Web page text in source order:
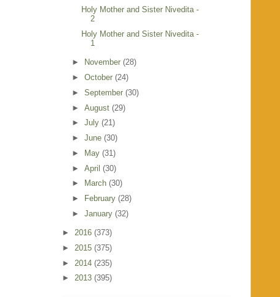
Holy Mother and Sister Nivedita -
2
Holy Mother and Sister Nivedita -
1
► November (28)
► October (24)
► September (30)
► August (29)
► July (21)
► June (30)
►
May (31)
► April (30)
►
March (30)
►
February (28)
► January (32)
► 2016 (373)
► 2015 (375)
► 2014 (235)
► 2013 (395)